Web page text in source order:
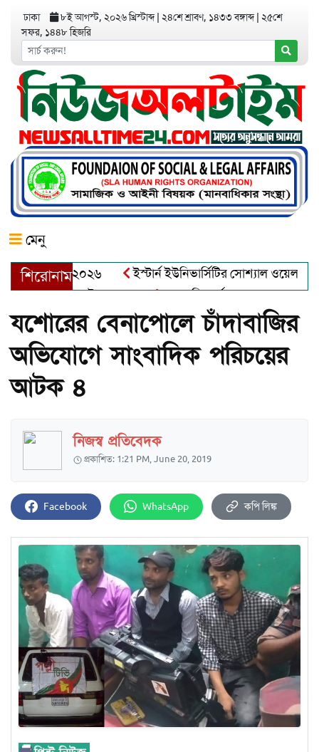
ঢাকা ৮ই আগস্ট, ২০২৬ খ্রিস্টাব্দ ২৪শে শ্রাবণ, ১৪৩৩ বঙ্গাব্দ ২৫শে
সফর, ১৪৪৮ হিজরি
মেনু
শিরোনাম
ইস্টার্ন ইউনিভার্সিটির সোশ্যাল ওয়েলফেয়ার
খালেক এর ইন্তেকাল
আত্মশুদ্ধি অর্জন ও অশুভকে বর্জন করে
যশোরের বেনাপোলে চাঁদাবাজির
অভিযোগে সাংবাদিক পরিচয়ের
আটক ৪
নিজস্ব প্রতিবেদক
প্রকাশিত: 1:21 PM, June 20, 2019
Facebook WhatsApp কপি লিঙ্ক